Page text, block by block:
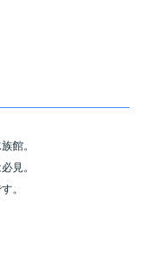
館。
見。
。